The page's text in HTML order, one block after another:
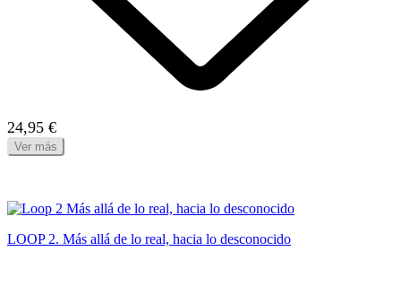
24,95 €
Ver más
LOOP 2. Más allá de lo real, hacia lo desconocido